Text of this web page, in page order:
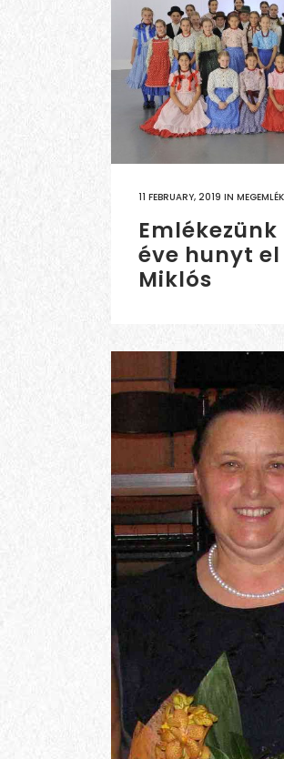
11 FEBRUARY, 2019 IN
Emlékezünk
éve hunyt el
Miklós